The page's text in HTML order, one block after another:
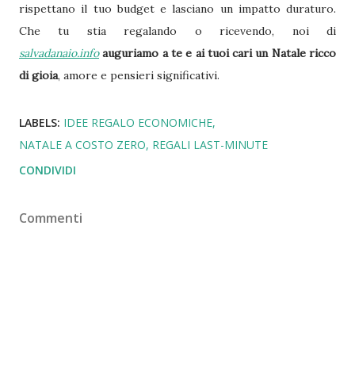
rispettano il tuo budget e lasciano un impatto duraturo.
Che tu stia regalando o ricevendo, noi di
salvadanaio.info auguriamo a te e ai tuoi cari un Natale ricco
di gioia, amore e pensieri significativi.
LABELS: IDEE REGALO ECONOMICHE
NATALE A COSTO ZERO REGALI LAST-MINUTE
CONDIVIDI
Commenti